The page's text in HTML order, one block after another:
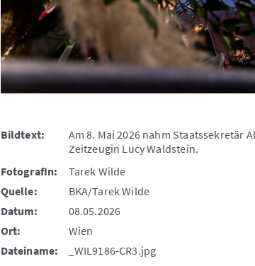
Bildtext:
Am 8. Mai 2026 nahm Staatssekretär
Zeitzeugin Lucy Waldstein.
FotografIn:
Tarek Wilde
Quelle:
BKA/Tarek Wilde
Datum:
08.05.2026
Ort:
Wien
Dateiname:
_WIL9186-CR3.jpg